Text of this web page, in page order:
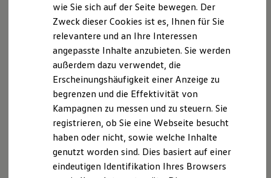
Fahrerassistenz- und Sicherheitssysteme
Kontrollleuchten
Kurzfahrprofile und Ölverdünnung
XTL-Dieselkraftstoff
Ersatzteile und Betriebsflüssigkeiten
Original Zubehör und Lifestyle Produkte
myVolkswagen
myVolkswagen Business
Elektrisch & Autonom
Elektro - & Hybridfahrzeuge
Unser Ansatz
Klimafreundlicher Strom
Reichweite & Ladelösungen
Reichweitensimulator
Ladezeitensimulator
wie Sie sich auf der Seite bewegen. Der
Zweck dieser Cookies ist es, Ihnen für Sie
relevantere und an Ihre Interessen
angepasste Inhalte anzubieten. Sie werden
außerdem dazu verwendet, die
Erscheinungshäufigkeit einer Anzeige zu
begrenzen und die Effektivität von
Kampagnen zu messen und zu steuern. Sie
registrieren, ob Sie eine Webseite besucht
haben oder nicht, sowie welche Inhalte
genutzt worden sind. Dies basiert auf einer
eindeutigen Identifikation Ihres Browsers